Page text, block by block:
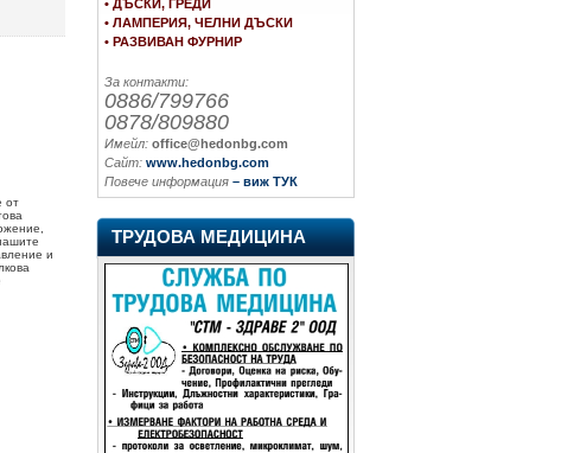
от
и
• ДЪСКИ, ГРЕДИ
• ЛАМПЕРИЯ, ЧЕЛНИ ДЪСКИ
• РАЗВИВАН ФУРНИР
За контакти:
0886/799766
0878/809880
Имейл: office@hedonbg.com
Сайт: www.hedonbg.com
Повече информация – виж ТУК
ТРУДОВА МЕДИЦИНА